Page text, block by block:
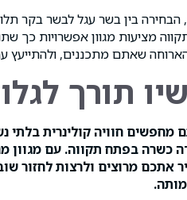
הבחירה בין בשר עגל לבשר בקר
מציעות מגוון אפשרויות כך
הארוחה שאתם מתכננים, ולהתייעץ
תורך
מחפשים חוויה קולינרית בלתי
כשרה בפתח תקווה. עם מגוון
אתכם מרוצים ולרצות לחזור